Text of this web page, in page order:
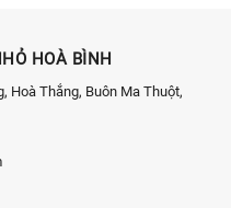
HOÀ BÌNH
Hoà Thắng, Buôn Ma Thuột,